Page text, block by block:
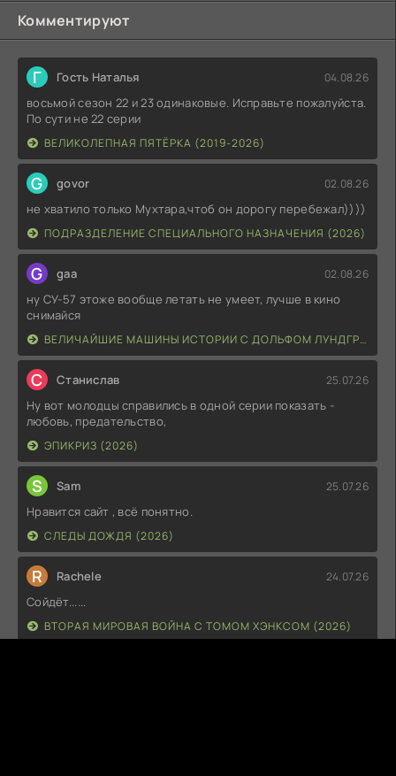
Комментируют
Г Гость Наталья 04.08.26
восьмой сезон 22 и 23 одинаковые. Исправьте пожалуйста.
По сути не 22 серии
ВЕЛИКОЛЕПНАЯ ПЯТЁРКА (2019-2026)
G govor 02.08.26
не хватило только Мухтара,чтоб он дорогу перебежал))))
ПОДРАЗДЕЛЕНИЕ СПЕЦИАЛЬНОГО НАЗНАЧЕНИЯ (2026)
G gaa 02.08.26
ну СУ-57 этоже вообще летать не умеет, лучше в кино
снимайся
ВЕЛИЧАЙШИЕ МАШИНЫ ИСТОРИИ С ДОЛЬФОМ ЛУНДГРЕНОМ (2026)
С Станислав 25.07.26
Ну вот молодцы справились в одной серии показать -
любовь, предательство,
ЭПИКРИЗ (2026)
S Sam 25.07.26
Нравится сайт , всё понятно.
СЛЕДЫ ДОЖДЯ (2026)
R Rachele 24.07.26
Сойдёт......
ВТОРАЯ МИРОВАЯ ВОЙНА С ТОМОМ ХЭНКСОМ (2026)